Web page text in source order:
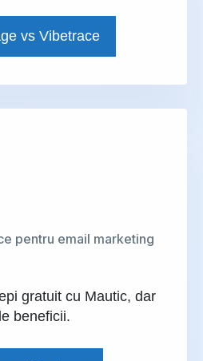
vs Vibetrace
pentru email marketing
gratuit cu Mautic, dar
beneficii.